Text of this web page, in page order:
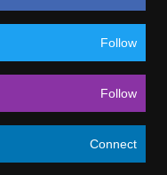
Follow
Follow
Connect